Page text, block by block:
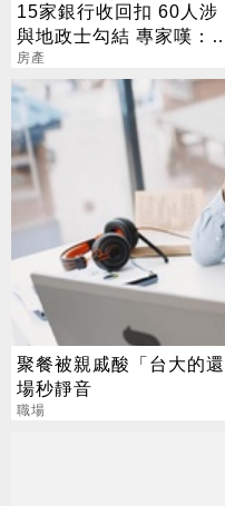
15家銀行收回扣 60人涉
與地政士勾結 專家嘆：
查恐血流成河
房產
聚餐被親戚酸「台大的
場秒靜音
職場